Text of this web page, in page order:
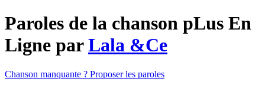
Paroles de la chanson pLus En
Ligne parLala &Ce
Chanson manquante ? Proposer les paroles